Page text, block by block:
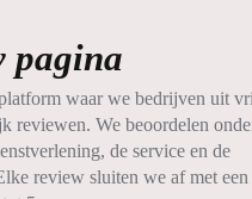
pagina
waar we bedrijven uit
reviewen. We beoordelen
de service en de
review sluiten we af met een